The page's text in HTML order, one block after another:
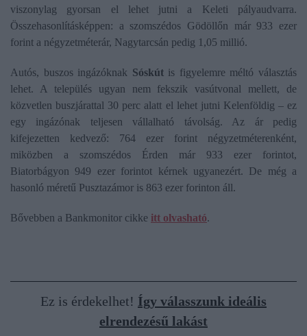
viszonylag gyorsan el lehet jutni a Keleti pályaudvarra.
Összehasonlításképpen: a szomszédos Gödöllőn már 933 ezer
forint a négyzetméterár, Nagytarcsán pedig 1,05 millió.
Autós, buszos ingázóknak Sóskútis figyelemre méltó választás
lehet. A település ugyan nem fekszik vasútvonal mellett, de
közvetlen buszjárattal 30 perc alatt el lehet jutni Kelenföldig – ez
egy ingázónak teljesen vállalható távolság. Az ár pedig
kifejezetten kedvező: 764 ezer forint négyzetméterenként,
miközben a szomszédos Érden már 933 ezer forintot,
Biatorbágyon 949 ezer forintot kérnek ugyanezért. De még a
hasonló méretű Pusztazámor is 863 ezer forinton áll.
Bővebben a Bankmonitor cikke itt olvasható.
Ez is érdekelhet! Így válasszunk ideális
elrendezésű lakást